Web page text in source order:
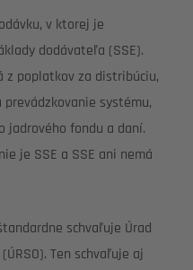
v ktorej je
dodávateľa (SSE).
z poplatkov za distribúciu,
systému,
jadrového fondu a daní.
je SSE a SSE ani nemá
schvaľuje Úrad
Ten schvaľuje aj